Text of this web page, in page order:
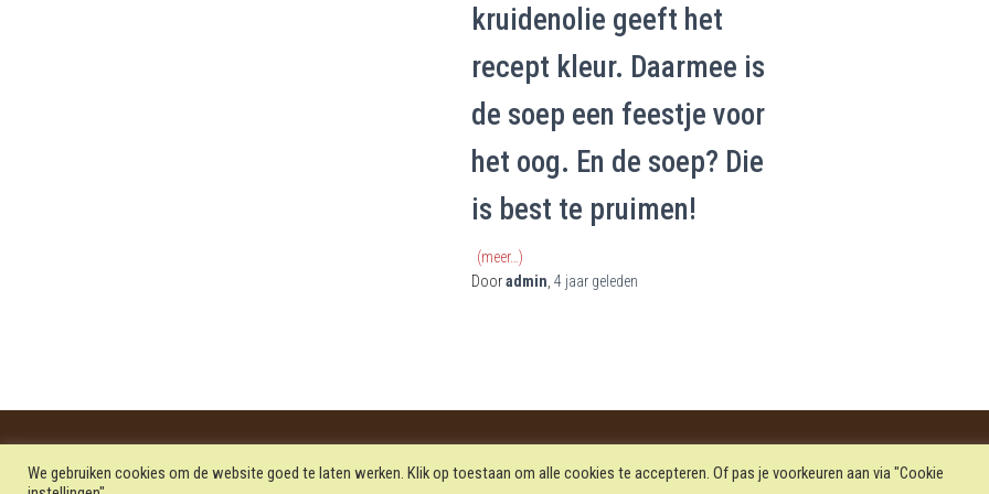
kruidenolie geeft het
recept kleur. Daarmee is
de soep een feestje voor
het oog. En de soep? Die
is best te pruimen!
(meer…)
Dooradmin 4 jaar geleden
MENU ITEM MENU ITEM MENU ITEM PRIVACY VERKLARING FINANCIËLE JAARVERSLAGEN
We gebruiken cookies om de website goed te laten werken. Klik op toestaan om alle cookies te accepteren. Of pas je voorkeuren aan via "Cookie